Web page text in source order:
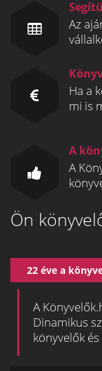
Az
Ha a
mi is
A
A
Ön
22 éve a
A
Dinamikus
könyvelők